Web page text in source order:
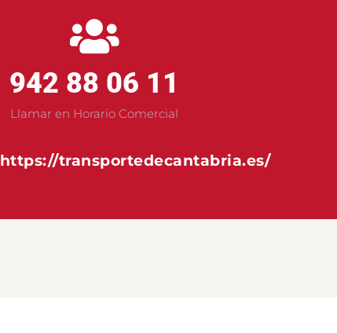
942 88 06 11
Llamar en Horario Comercial
https://transportedecantabria.es/